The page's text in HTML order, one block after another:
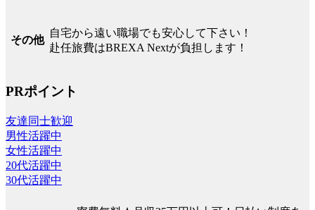
その他
自宅から遠い職場でも安心して下さい！
赴任旅費はBREXA Nextが負担します！
PRポイント
友達同士歓迎
男性活躍中
女性活躍中
20代活躍中
30代活躍中